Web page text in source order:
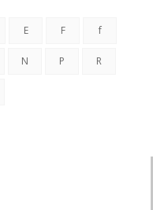
E F f
N P R